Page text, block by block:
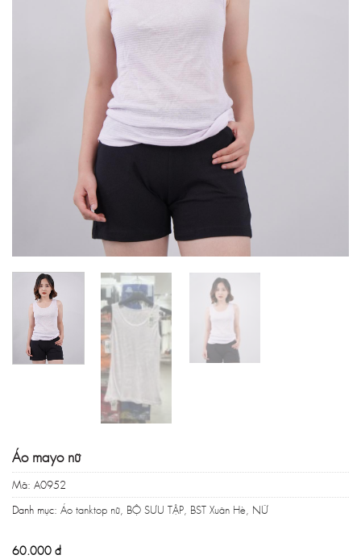
Áo mayo nữ
Mã: A0952
Danh mục: Áo tanktop nữ, BỘ SƯU TẬP, BST Xuân Hè, NỮ
60.000 đ